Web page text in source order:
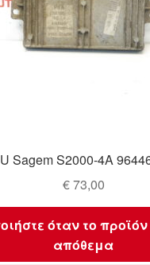
Sagem S2000-4A
€73,00
όταν το προϊόν
απόθεμα